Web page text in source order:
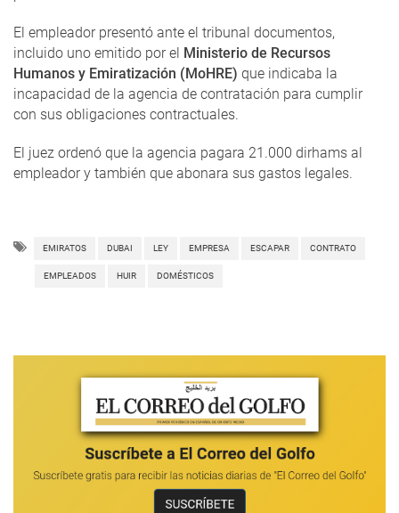
El empleador presentó ante el tribunal documentos,
incluido uno emitido por el Ministerio de Recursos
Humanos y Emiratización (MoHRE) que indicaba la
incapacidad de la agencia de contratación para cumplir
con sus obligaciones contractuales.
El juez ordenó que la agencia pagara 21.000 dirhams al
empleador y también que abonara sus gastos legales.
EMIRATOS DUBAI LEY EMPRESA ESCAPAR CONTRATO
EMPLEADOS HUIR DOMÉSTICOS